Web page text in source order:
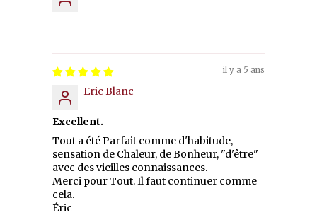
il y a 5 ans
Eric Blanc
Excellent.
Tout a été Parfait comme d'habitude,
sensation de Chaleur, de Bonheur, "d'être"
avec des vieilles connaissances.
Merci pour Tout. Il faut continuer comme
cela.
Éric